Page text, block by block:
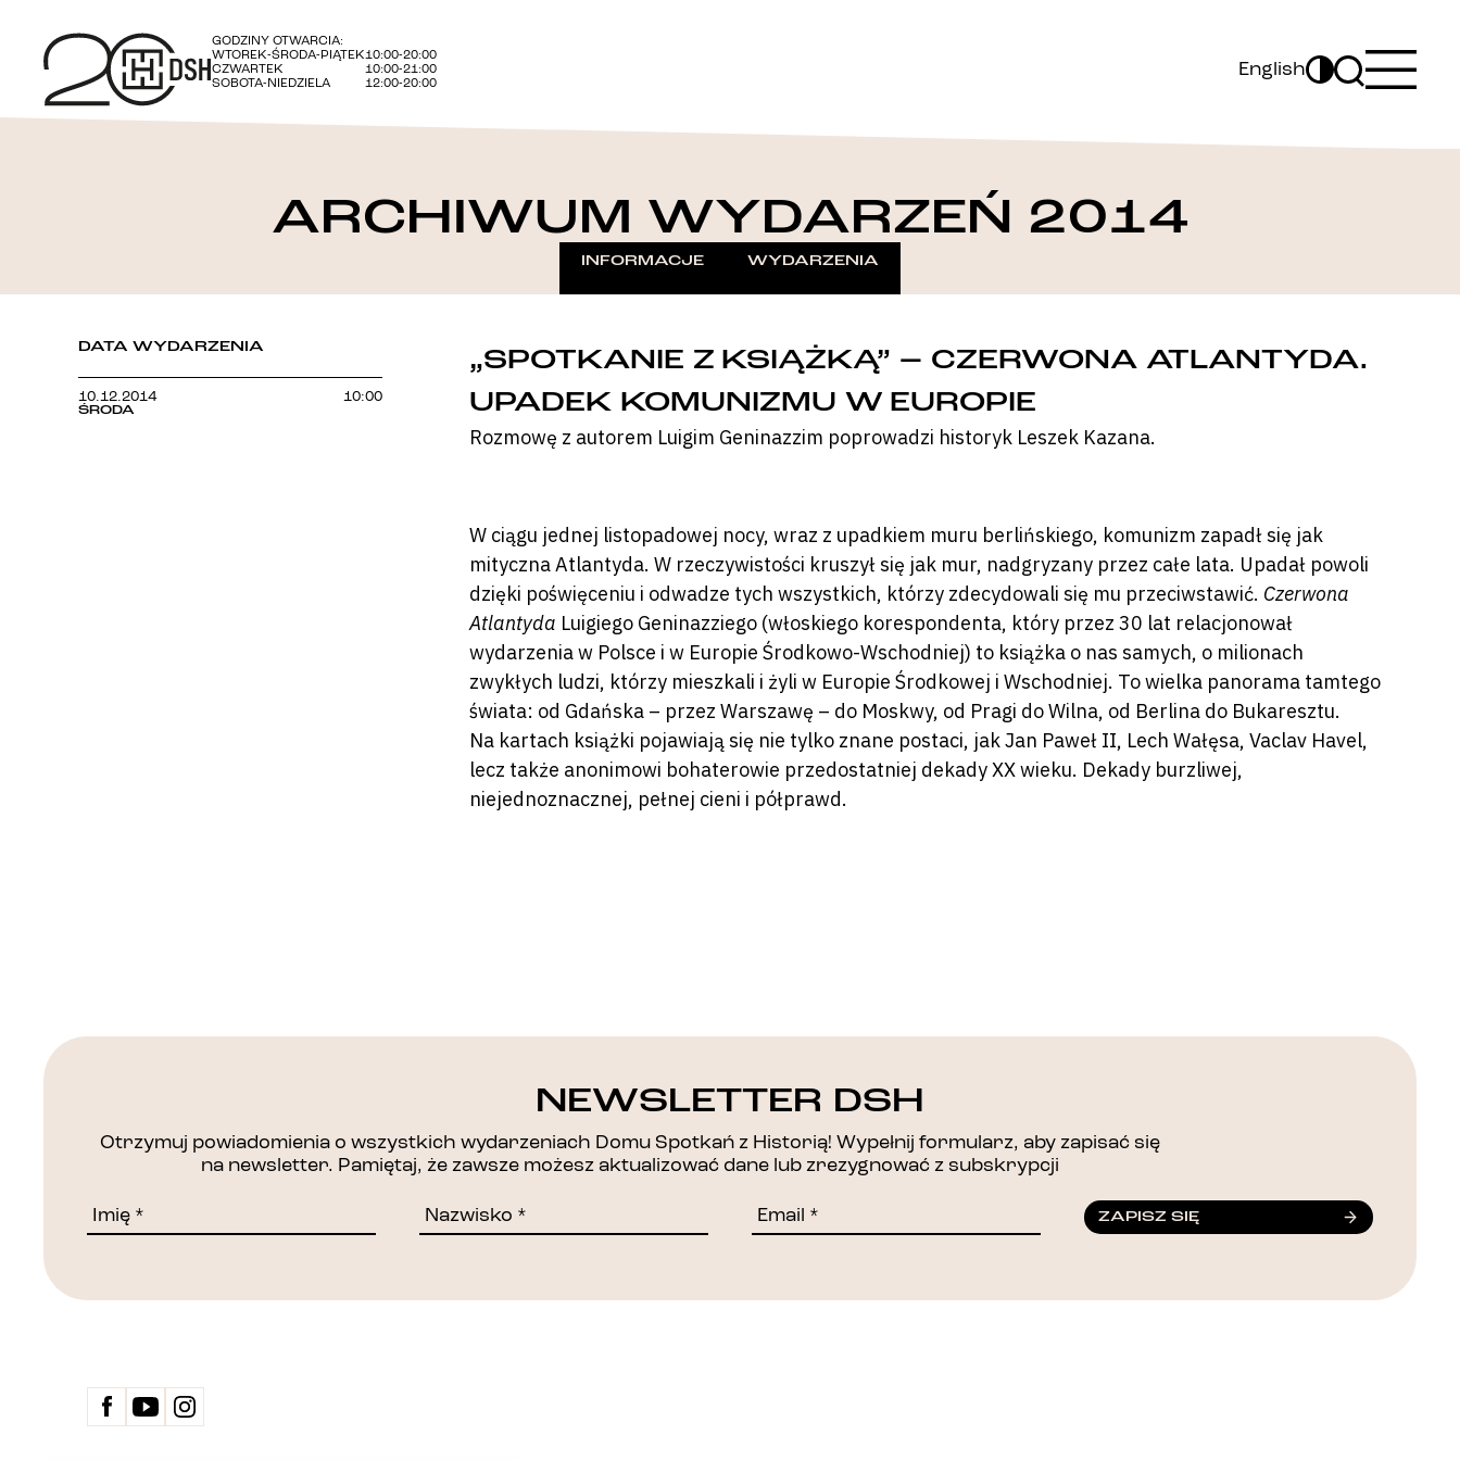
GODZINY OTWARCIA:
WTOREK-ŚRODA-PIĄTEK10:00-20:00
CZWARTEK
10:00-21:00
SOBOTA-NIEDZIELA
12:00-20:00
English
ARCHIWUM WYDARZEŃ 2014
INFORMACJE WYDARZENIA
DATA WYDARZENIA
10.12.2014
ŚRODA
10:00
„SPOTKANIE Z KSIĄŻKĄ” – CZERWONA ATLANTYDA.
UPADEK KOMUNIZMU W EUROPIE
Rozmowę z autorem Luigim Geninazzim poprowadzi historyk Leszek Kazana.
W ciągu jednej listopadowej nocy, wraz z upadkiem muru berlińskiego, komunizm zapadł się jak
mityczna Atlantyda. W rzeczywistości kruszył się jak mur, nadgryzany przez całe lata. Upadał powoli
dzięki poświęceniu i odwadze tych wszystkich, którzy zdecydowali się mu przeciwstawić. Czerwona
Atlantyda Luigiego Geninazziego (włoskiego korespondenta, który przez 30 lat relacjonował
wydarzenia w Polsce i w Europie Środkowo-Wschodniej) to książka o nas samych, o milionach
zwykłych ludzi, którzy mieszkali i żyli w Europie Środkowej i Wschodniej. To wielka panorama tamtego
świata: od Gdańska – przez Warszawę – do Moskwy, od Pragi do Wilna, od Berlina do Bukaresztu.
Na kartach książki pojawiają się nie tylko znane postaci, jak Jan Paweł II, Lech Wałęsa, Vaclav Havel,
lecz także anonimowi bohaterowie przedostatniej dekady XX wieku. Dekady burzliwej,
niejednoznacznej, pełnej cieni i półprawd.
DZIĘKUJEMY!
NEWSLETTER DSH
Otrzymuj powiadomienia o wszystkich wydarzeniach Domu Spotkań z Historią! Wypełnij formularz, aby zapisać się
na newsletter. Pamiętaj, że zawsze możesz aktualizować dane lub zrezygnować z subskrypcji
ZAPISZ SIĘ